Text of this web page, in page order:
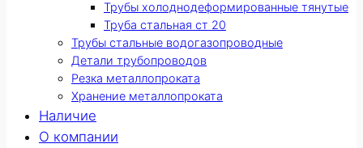
Трубы холоднодеформированные тянутые
Труба стальная ст 20
Трубы стальные водогазопроводные
Детали трубопроводов
Резка металлопроката
Хранение металлопроката
Наличие
О компании